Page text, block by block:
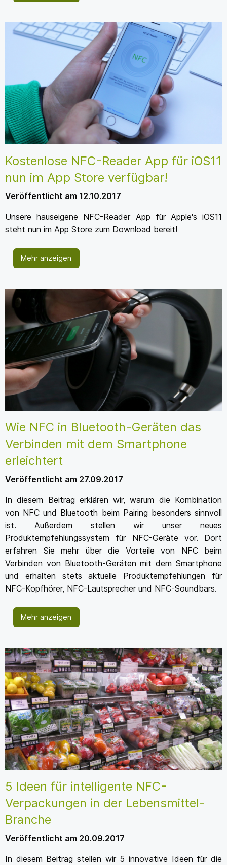
Kostenlose NFC-Reader App für iOS11
nun im App Store verfügbar!
Veröffentlicht am 12.10.2017
Unsere hauseigene NFC-Reader App für Apple's iOS11
steht nun im App Store zum Download bereit!
Mehr anzeigen
Wie NFC in Bluetooth-Geräten das
Verbinden mit dem Smartphone
erleichtert
Veröffentlicht am 27.09.2017
In diesem Beitrag erklären wir, warum die Kombination
von NFC und Bluetooth beim Pairing besonders sinnvoll
ist. Außerdem stellen wir unser neues
Produktempfehlungssystem für NFC-Geräte vor. Dort
erfahren Sie mehr über die Vorteile von NFC beim
Verbinden von Bluetooth-Geräten mit dem Smartphone
und erhalten stets aktuelle Produktempfehlungen für
NFC-Kopfhörer, NFC-Lautsprecher und NFC-Soundbars.
Mehr anzeigen
5 Ideen für intelligente NFC-
Verpackungen in der Lebensmittel-
Branche
Veröffentlicht am 20.09.2017
In diesem Beitrag stellen wir 5 innovative Ideen für die